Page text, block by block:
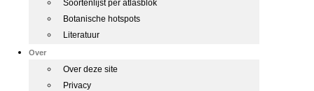
Soortenlijst per atlasblok
Botanische hotspots
Literatuur
Over
Over deze site
Privacy